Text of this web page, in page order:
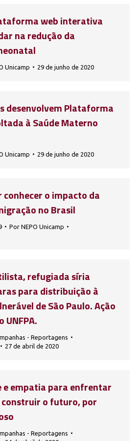
web interativa
na redução da
Unicamp 29 de junho de 2020
desenvolvem Plataforma
à Saúde Materno
Unicamp 29 de junho de 2020
conhecer o impacto da
no Brasil
Por NEPO Unicamp
refugiada síria
para distribuição à
de São Paulo. Ação
UNFPA.
- Reportagens
27 de abril de 2020
e empatia para enfrentar
construir o futuro, por
- Reportagens